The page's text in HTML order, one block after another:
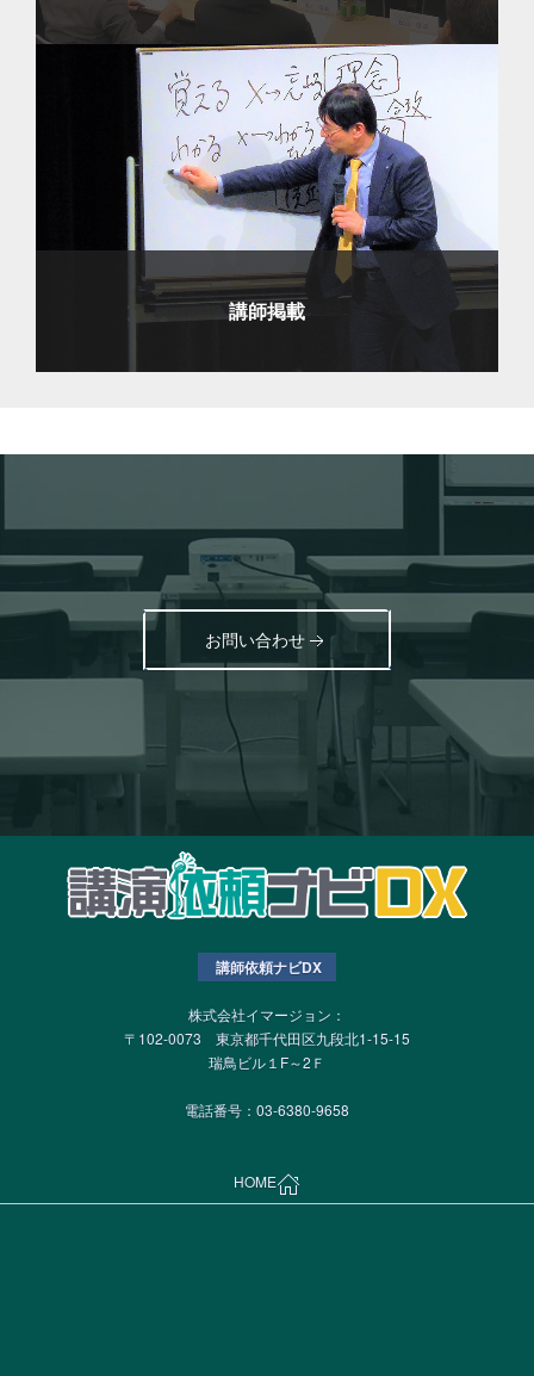
講師掲載
お問い合わせ
講師依頼ナビDX
株式会社イマージョン：
〒102-0073 東京都千代田区九段北1-15-15
瑞鳥ビル１F～2Ｆ
電話番号：03-6380-9658
HOME